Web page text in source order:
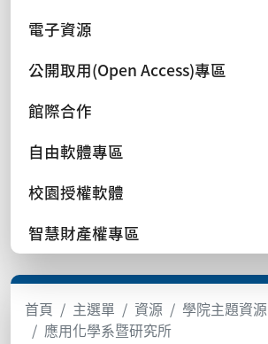
電子資源
公開取用(Open Access)專區
館際合作
自由軟體專區
校園授權軟體
智慧財產權專區
首頁 主選單 資源 學院主題資源
應用化學系暨研究所